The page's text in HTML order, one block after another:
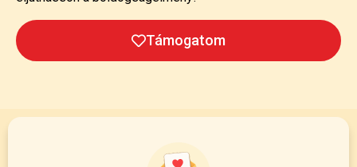
Támogatom